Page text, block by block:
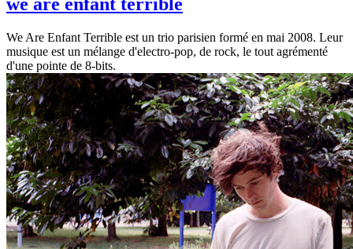
we are enfant terrible
We Are Enfant Terrible est un trio parisien formé en mai 2008. Leur
musique est un mélange d'electro-pop, de rock, le tout agrémenté
d'une pointe de 8-bits.